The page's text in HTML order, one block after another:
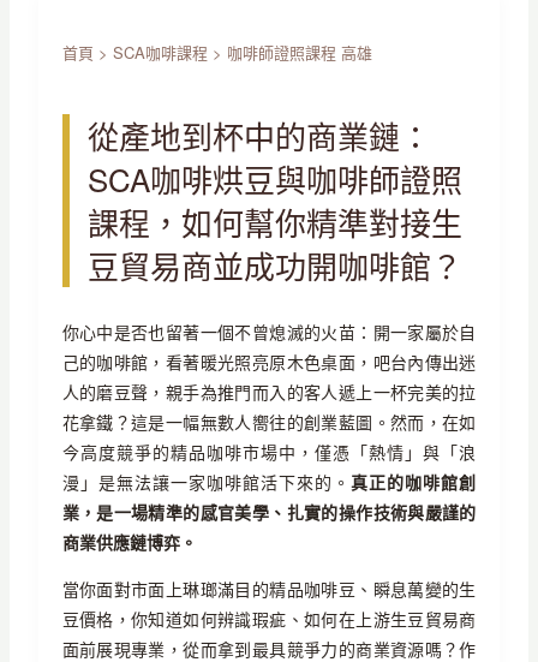
首頁 > SCA咖啡課程 > 咖啡師證照課程 高雄
從產地到杯中的商業鏈：
SCA咖啡烘豆與咖啡師證照
課程，如何幫你精準對接生
豆貿易商並成功開咖啡館？
你心中是否也留著一個不曾熄滅的火苗：開一家屬於自
己的咖啡館，看著暖光照亮原木色桌面，吧台內傳出迷
人的磨豆聲，親手為推門而入的客人遞上一杯完美的拉
花拿鐵？這是一幅無數人嚮往的創業藍圖。然而，在如
今高度競爭的精品咖啡市場中，僅憑「熱情」與「浪
漫」是無法讓一家咖啡館活下來的。真正的咖啡館創
業，是一場精準的感官美學、扎實的操作技術與嚴謹的
商業供應鏈博弈。
當你面對市面上琳瑯滿目的精品咖啡豆、瞬息萬變的生
豆價格，你知道如何辨識瑕疵、如何在上游生豆貿易商
面前展現專業，從而拿到最具競爭力的商業資源嗎？作